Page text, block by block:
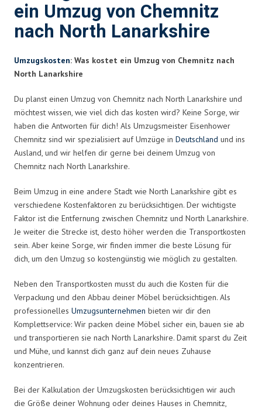
ein Umzug von Chemnitz
nach North Lanarkshire
Umzugskosten: Was kostet ein Umzug von Chemnitz nach
North Lanarkshire
Du planst einen Umzug von Chemnitz nach North Lanarkshire und
möchtest wissen, wie viel dich das kosten wird? Keine Sorge, wir
haben die Antworten für dich! Als Umzugsmeister Eisenhower
Chemnitz sind wir spezialisiert auf Umzüge in Deutschland und ins
Ausland, und wir helfen dir gerne bei deinem Umzug von
Chemnitz nach North Lanarkshire.
Beim Umzug in eine andere Stadt wie North Lanarkshire gibt es
verschiedene Kostenfaktoren zu berücksichtigen. Der wichtigste
Faktor ist die Entfernung zwischen Chemnitz und North Lanarkshire.
Je weiter die Strecke ist, desto höher werden die Transportkosten
sein. Aber keine Sorge, wir finden immer die beste Lösung für
dich, um den Umzug so kostengünstig wie möglich zu gestalten.
Neben den Transportkosten musst du auch die Kosten für die
Verpackung und den Abbau deiner Möbel berücksichtigen. Als
professionelles Umzugsunternehmen bieten wir dir den
Komplettservice: Wir packen deine Möbel sicher ein, bauen sie ab
und transportieren sie nach North Lanarkshire. Damit sparst du Zeit
und Mühe, und kannst dich ganz auf dein neues Zuhause
konzentrieren.
Bei der Kalkulation der Umzugskosten berücksichtigen wir auch
die Größe deiner Wohnung oder deines Hauses in Chemnitz,